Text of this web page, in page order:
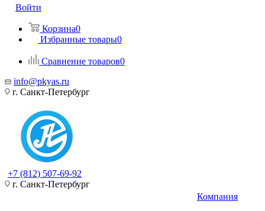
Войти
Корзина0
Избранные товары0
Сравнение товаров0
info@pkyas.ru
г. Санкт-Петербург
+7 (812) 507-69-92
г. Санкт-Петербург
Компания